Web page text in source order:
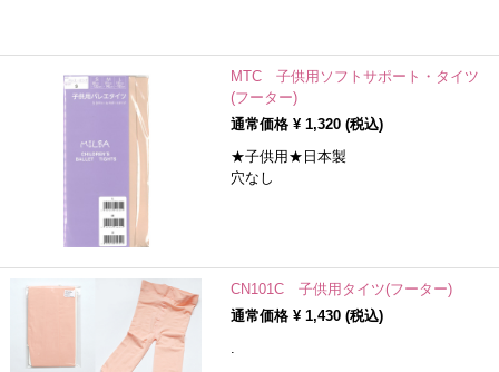
MTC 子供用ソフトサポート・タイツ
(フーター)
通常価格 ¥ 1,320(税込)
★子供用★日本製
穴なし
CN101C 子供用タイツ(フーター)
通常価格 ¥ 1,430(税込)